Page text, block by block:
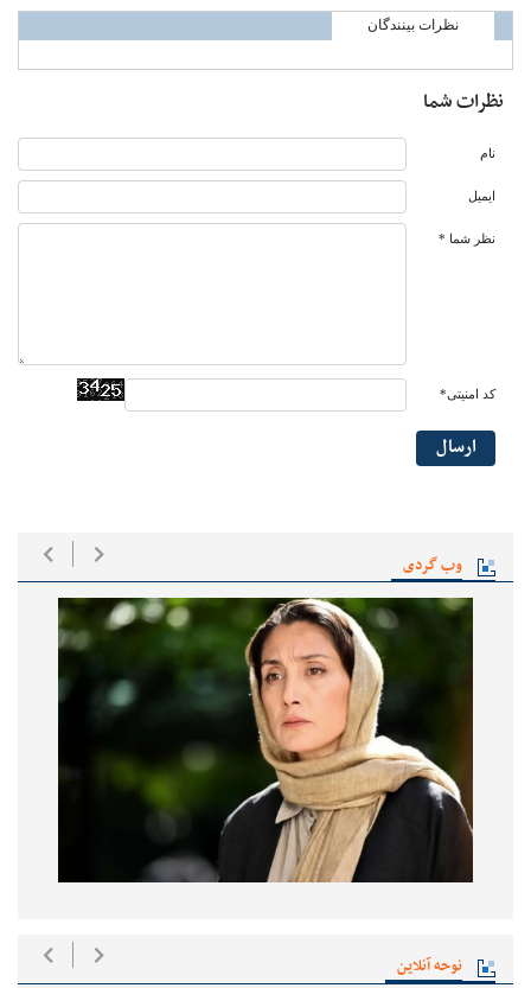
وب گردی
نوحه آنلاین
نظرات بینندگان
نظرات شما
نام
ایمیل
نظر شما *
کد امنیتی*
ارسال